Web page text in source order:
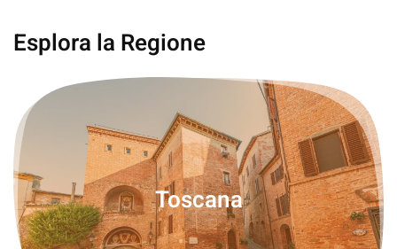
Esplora la Regione
Toscana